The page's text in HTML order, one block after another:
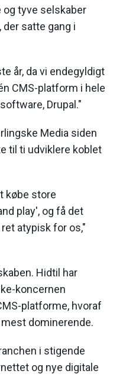
og tyve selskaber
der satte gang i
år, da vi endegyldigt
CMS-platform i hele
Drupal."
Media siden
til ti udviklere koblet
købe store
play', og få det
atypisk for os,"
Hidtil har
koncernen
platforme, hvoraf
dominerende.
i stigende
og nye digitale